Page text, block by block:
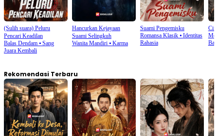
(Sulih suara) Peluru
Pencari Keadilan
Balas Dendam ⦁ Sang
Juara Kembali
Hancurkan Kejayaan
Suami Selingkuh
Wanita Mandiri⦁ Karma
Suami Pengemisku
Romansa Klasik⦁ Identitas
Rahasia
Rekomendasi Terbaru